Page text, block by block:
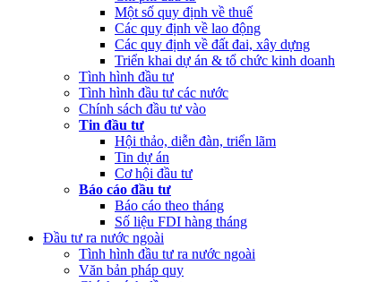
Một số quy định về thuế
Các quy định về lao động
Các quy định về đất đai, xây dựng
Triển khai dự án & tổ chức kinh doanh
Tình hình đầu tư
Tình hình đầu tư các nước
Chính sách đầu tư vào
Tin đầu tư
Hội thảo, diễn đàn, triển lãm
Tin dự án
Cơ hội đầu tư
Báo cáo đầu tư
Báo cáo theo tháng
Số liệu FDI hàng tháng
Đầu tư ra nước ngoài
Tình hình đầu tư ra nước ngoài
Văn bản pháp quy